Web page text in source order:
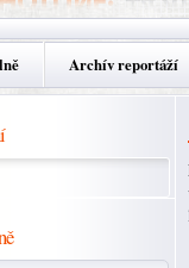
Archív reportáží